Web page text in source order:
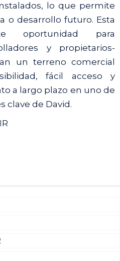
lo que permite
o desarrollo futuro. Esta
oportunidad para
y propietarios-
un terreno comercial
fácil acceso y
a largo plazo en uno de
clave de David.